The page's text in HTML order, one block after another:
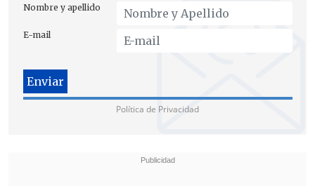
Guinness", dijo el editor en jefe de
Guinness World Records, Craig Glenday.
Nombre y apellido
E-mail
Política de Privacidad